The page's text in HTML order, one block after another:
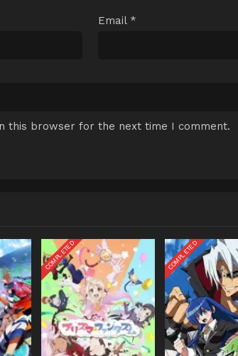
Email *
this browser for the next time I comment.
COMPLETED COMPLETED